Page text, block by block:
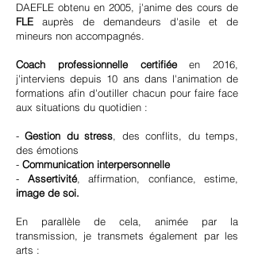
DAEFLE obtenu en 2005, j'anime des cours de
FLE auprès de demandeurs d'asile et de
mineurs non accompagnés.
Coach professionnelle certifiéeen 2016,
j'interviens depuis 10 ans dans l'animation de
formations afin d'outiller chacun pour faire face
aux situations du quotidien :
-Gestion du stress, des conflits, du temps,
des émotions
- Communication interpersonnelle
- Assertivité, affirmation, confiance, estime,
image de soi.
En parallèle de cela, animée par la
transmission, je transmets également par les
arts :